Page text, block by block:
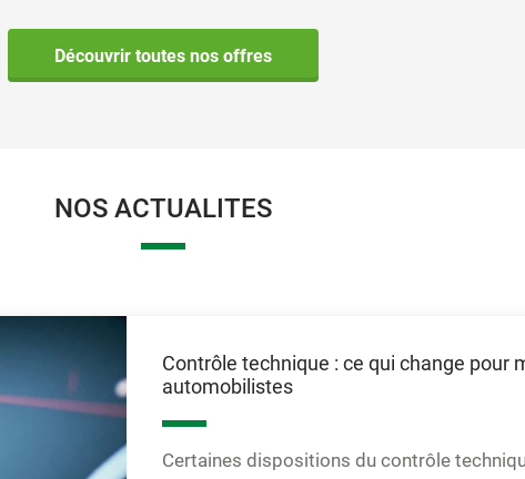
Découvrir toutes nos offres
NOS ACTUALITES
Contrôle technique : ce qui change pour
automobilistes
Certaines dispositions du contrôle